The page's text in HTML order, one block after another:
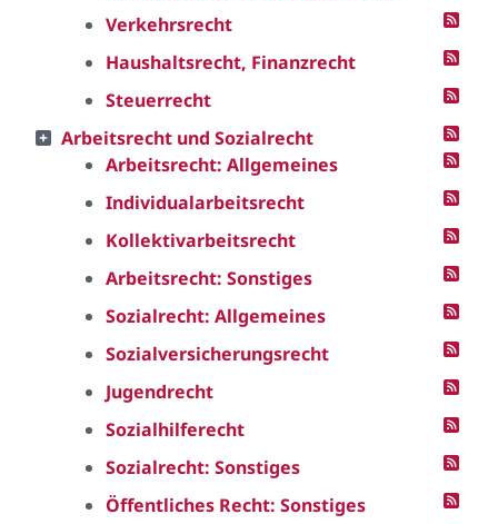
Verkehrsrecht
Haushaltsrecht, Finanzrecht
Steuerrecht
Arbeitsrecht und Sozialrecht
Arbeitsrecht: Allgemeines
Individualarbeitsrecht
Kollektivarbeitsrecht
Arbeitsrecht: Sonstiges
Sozialrecht: Allgemeines
Sozialversicherungsrecht
Jugendrecht
Sozialhilferecht
Sozialrecht: Sonstiges
Öffentliches Recht: Sonstiges